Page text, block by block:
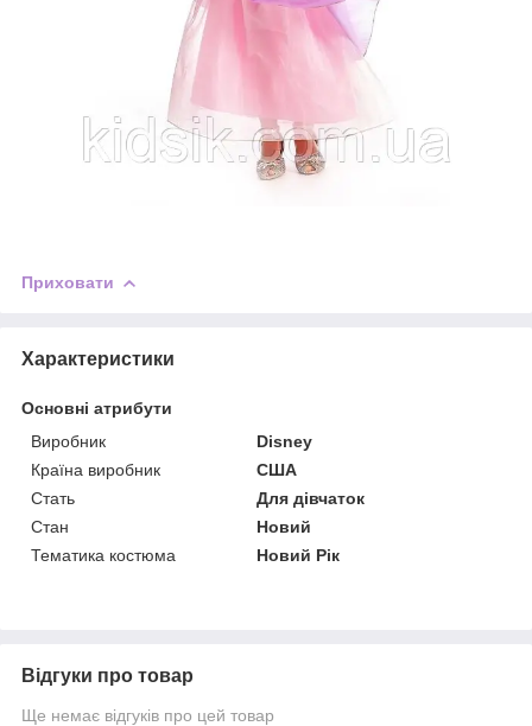
Приховати
Характеристики
Основні атрибути
Виробник
Disney
Країна виробник
США
Стать
Для дівчаток
Стан
Новий
Тематика костюма
Новий Рік
Відгуки про товар
Ще немає відгуків про цей товар